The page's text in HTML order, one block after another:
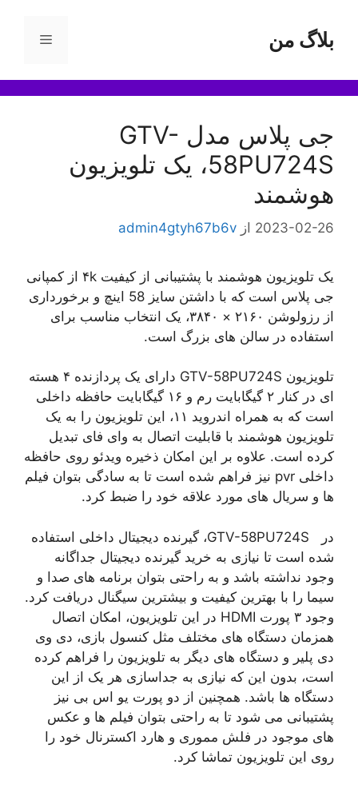
محتوابلاگ من فهرست
جی پلاس مدل GTV-
58PU724S، یک تلویزیون
هوشمند
2023-02-26 از admin4gtyh67b6v
یک تلویزیون هوشمند با پشتیبانی از کیفیت ۴k از کمپانی
جی پلاس است که با داشتن سایز 58 اینچ و برخورداری
از رزولوشن ۲۱۶۰ × ۳۸۴۰، یک انتخاب مناسب برای
استفاده در سالن های بزرگ است.
تلویزیون GTV-58PU724S دارای یک پردازنده ۴ هسته
ای در کنار ۲ گیگابایت رم و ۱۶ گیگابایت حافظه داخلی
است که به همراه اندروید ۱۱، این تلویزیون را به یک
تلویزیون هوشمند با قابلیت اتصال به وای فای تبدیل
کرده است. علاوه بر این امکان ذخیره ویدئو روی حافظه
داخلی pvr نیز فراهم شده است تا به سادگی بتوان فیلم
ها و سریال های مورد علاقه خود را ضبط کرد.
در GTV-58PU724S، گیرنده دیجیتال داخلی استفاده
شده است تا نیازی به خرید گیرنده دیجیتال جداگانه
وجود نداشته باشد و به راحتی بتوان برنامه های صدا و
سیما را با بهترین کیفیت و بیشترین سیگنال دریافت کرد.
وجود ۳ پورت HDMI در این تلویزیون، امکان اتصال
همزمان دستگاه های مختلف مثل کنسول بازی، دی وی
دی پلیر و دستگاه های دیگر به تلویزیون را فراهم کرده
است، بدون این که نیازی به جداسازی هر یک از این
دستگاه ها باشد. همچنین از دو پورت یو اس بی نیز
پشتیبانی می شود تا به راحتی بتوان فیلم ها و عکس
های موجود در فلش مموری و هارد اکسترنال خود را
روی این تلویزیون تماشا کرد.